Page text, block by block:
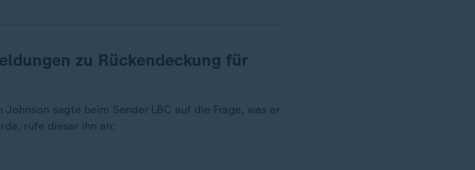
zu Rückendeckung für
sagte beim Sender LBC auf die Frage, was er
rufe dieser ihn an: